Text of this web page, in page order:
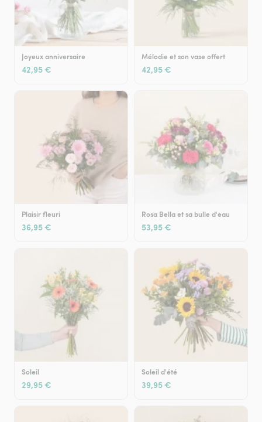
Joyeux anniversaire
42,95 €
Mélodie et son vase offert
42,95 €
Plaisir fleuri
36,95 €
Rosa Bella et sa bulle d'eau
53,95 €
Soleil
29,95 €
Soleil d'été
39,95 €